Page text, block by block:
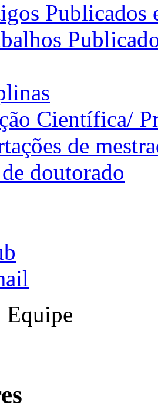
Publicados
Científica/
de
de doutorado
Equipe